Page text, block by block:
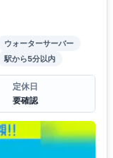
ウォーターサーバー
駅から5分以内
定休日
要確認